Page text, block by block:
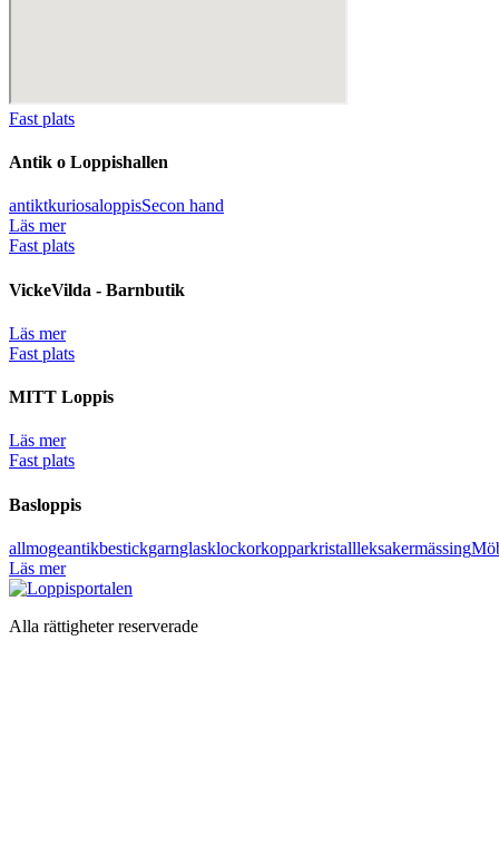
Fast plats
Antik o Loppishallen
antiktkuriosaloppisSecon hand
Läs mer
Fast plats
VickeVilda - Barnbutik
Läs mer
Fast plats
MITT Loppis
Läs mer
Fast plats
Basloppis
allmogeantikbestickgarnglasklockorkopparkristallleksakermässing
Läs mer
Alla rättigheter reserverade